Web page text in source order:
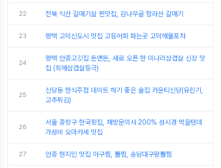
22 전북 익산 갈매기살 찐맛집, 감나무골 함라산 갈매기
23 평택 고덕신도시 맛집 고등어회 파는곳 고덕해물포차
24
평택 안중고깃집 돈앤돈, 새로 오픈 한 미나리삼겹살 신상 맛
집 (최애삼겹살등극)
25
신당동 한식주점 데이트 하기 좋은 술집 카운티신당(유린기,
고추튀김)
26
서울 중랑구 한국횟집, 재방문의사 200% 성시경 먹을텐데
가성비 오마카세 맛집
27 안중 현지인 맛집 아구찜, 뽈찜, 송담대구왕뽈찜